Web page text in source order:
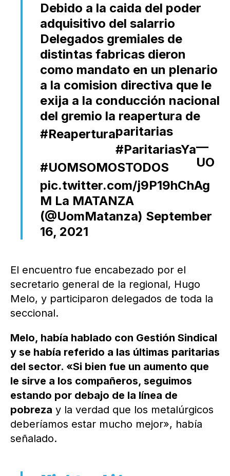
Debido a la caida del poder
adquisitivo del salarrio
Delegados gremiales de
distintas fabricas dieron
como mandato en un plenario
a la comision directiva que le
exija a la conducción nacional
del gremio la reapertura de
paritarias
#Reapertura
#ParitariasYa
#UOMSOMOSTODOS
pic.twitter.com/j9P19hChAg
—
UO
M La MATANZA
(@UomMatanza) September
16, 2021
El encuentro fue encabezado por el
secretario general de la regional, Hugo
Melo, y participaron delegados de toda la
seccional.
Melo, había hablado con Gestión Sindical
y se había referido a las últimas paritarias
del sector. «Si bien fue un aumento que
le sirve a los compañeros, seguimos
estando por debajo de la línea de
pobreza y la verdad que los metalúrgicos
deberíamos estar mucho mejor», había
señalado.